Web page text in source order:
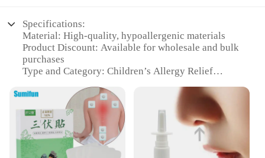
Specifications:
Material: High-quality, hypoallergenic materials
Product Discount: Available for wholesale and bulk
purchases
Type and Category: Children’s Allergy Relief
Design and Style: Ergonomic, user-friendly design
Usage and Purpose: Provides relief from allergies
and seasonal discomfort
Typical Adaptive Scenario: Ideal for children with
allergies or sensitivities
Shape or Size or Weight or Quantity: Designed for